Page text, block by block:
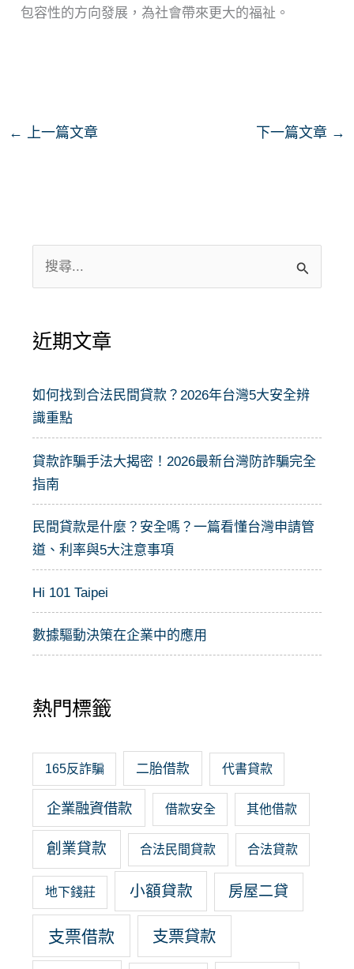
包容性的方向發展，為社會帶來更大的福祉。
← 上一篇文章 下一篇文章 →
尋
鍵
:
近期文章
如何找到合法民間貸款？2026年台灣5大安全辨
識重點
貸款詐騙手法大揭密！2026最新台灣防詐騙完全
指南
民間貸款是什麼？安全嗎？一篇看懂台灣申請管
道、利率與5大注意事項
Hi 101 Taipei
數據驅動決策在企業中的應用
熱門標籤
165反詐騙 二胎借款 代書貸款
企業融資借款 借款安全 其他借款
創業貸款 合法民間貸款 合法貸款
地下錢莊 小額貸款 房屋二貸
支票借款 支票貸款